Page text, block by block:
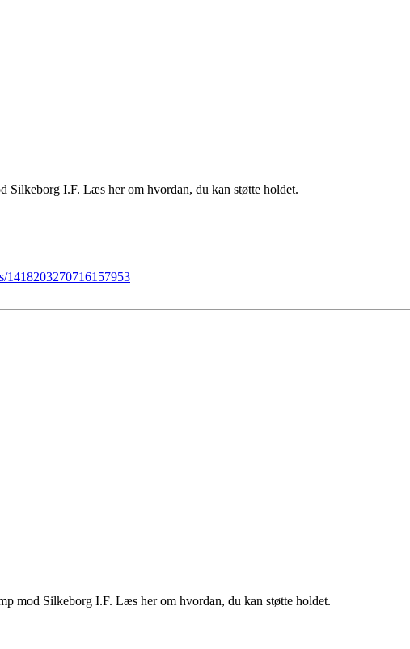
Silkeborg I.F. Læs her om hvordan, du kan støtte holdet.
1418203270716157953
mod Silkeborg I.F. Læs her om hvordan, du kan støtte holdet.